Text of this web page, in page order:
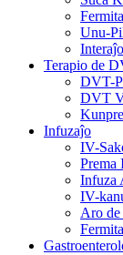
Unu-
Terapio de
DVT-
DVT
Infuzaĵo
IV-
Prema
Infuza
IV-
Aro de